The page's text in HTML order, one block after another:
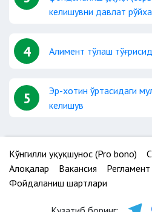
келишувни давлат
4 Алимент тўлаш
5
Эр-хотин ўртасидаги
келишув
Кўнгилли ҳуқуқшунос (Pro bono)
Алоқалар
Вакансия Регламент
Фойдаланиш шартлари